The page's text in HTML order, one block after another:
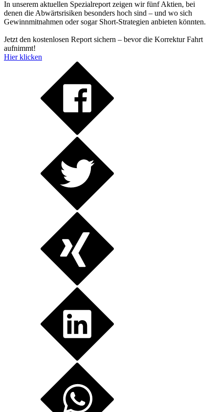
In unserem aktuellen Spezialreport zeigen wir fünf Aktien, bei
denen die Abwärtsrisiken besonders hoch sind – und wo sich
Gewinnmitnahmen oder sogar Short-Strategien anbieten könnten.
Jetzt den kostenlosen Report sichern – bevor die Korrektur Fahrt
aufnimmt!
Hier klicken